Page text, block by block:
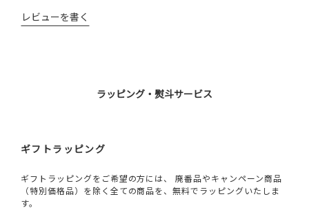
レビューを書く
ラッピング・熨斗サービス
ギフトラッピング
ギフトラッピングをご希望の方には、 廃番品やキャンペーン商品
（特別価格品）を除く全ての商品を、無料でラッピングいたしま
す。